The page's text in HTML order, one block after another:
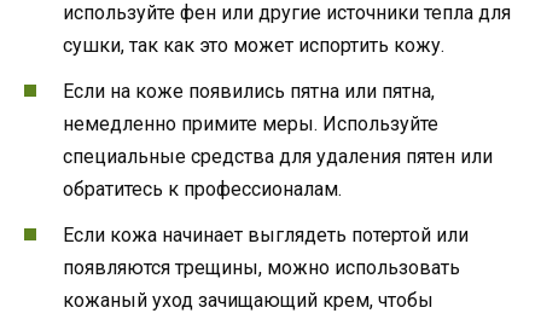
используйте фен или другие источники тепла для
сушки, так как это может испортить кожу.
Если на коже появились пятна или пятна,
немедленно примите меры. Используйте
специальные средства для удаления пятен или
обратитесь к профессионалам.
Если кожа начинает выглядеть потертой или
появляются трещины, можно использовать
кожаный уход зачищающий крем, чтобы